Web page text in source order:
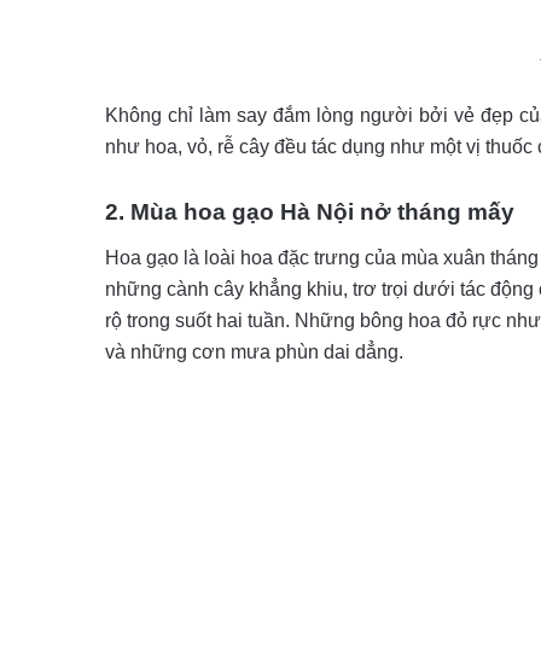
Không chỉ làm say đắm lòng người bởi vẻ đẹp
như hoa, vỏ, rễ cây đều tác dụng như một vị
2. Mùa hoa gạo Hà Nội nở tháng mấy
Hoa gạo là loài hoa đặc trưng của mùa xuân
những cành cây khẳng khiu, trơ trọi dưới tác
rộ trong suốt hai tuần. Những bông hoa đỏ rực
và những cơn mưa phùn dai dẳng.